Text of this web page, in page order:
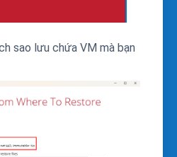
sao lưu chứa VM mà bạn